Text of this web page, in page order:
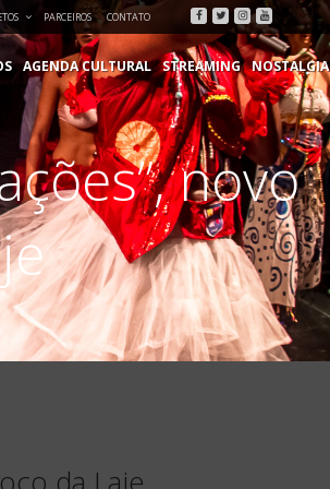
PARCEIROS CONTATO Facebook
Twitter
Instagram
Youtube
AGENDA CULTURAL STREAMING NOSTALGIA
novo
da Laje